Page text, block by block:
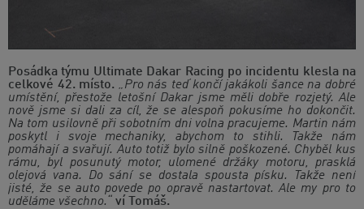
Posádka týmu Ultimate Dakar Racing po incidentu klesla na
celkové 42. místo. „Pro nás teď končí jakákoli šance na dobré
umístění, přestože letošní Dakar jsme měli dobře rozjetý. Ale
nově jsme si dali za cíl, že se alespoň pokusíme ho dokončit.
Na tom usilovně při sobotním dni volna pracujeme. Martin nám
poskytl i svoje mechaniky, abychom to stihli. Takže nám
pomáhají a svařují. Auto totiž bylo silně poškozené. Chyběl kus
rámu, byl posunutý motor, ulomené držáky motoru, prasklá
olejová vana. Do sání se dostala spousta písku. Takže není
jisté, že se auto povede po opravě nastartovat. Ale my pro to
uděláme všechno.“ ví Tomáš.